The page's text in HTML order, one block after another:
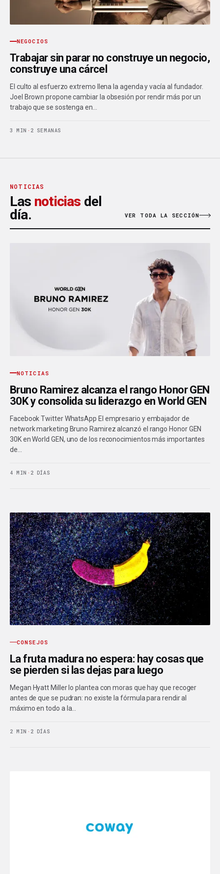
NEGOCIOS
Trabajar sin parar no construye un negocio,
construye una cárcel
El culto al esfuerzo extremo llena la agenda y vacía al fundador.
Joel Brown propone cambiar la obsesión por rendir más por un
trabajo que se sostenga en…
3 MIN · 2 SEMANAS
NOTICIAS
Las noticias del
día.
VER TODA LA SECCIÓN
NOTICIAS
Bruno Ramirez alcanza el rango Honor GEN
30K y consolida su liderazgo en World GEN
Facebook Twitter WhatsApp El empresario y embajador de
network marketing Bruno Ramirez alcanzó el rango Honor GEN
30K en World GEN, uno de los reconocimientos más importantes
de…
4 MIN · 2 DÍAS
CONSEJOS
La fruta madura no espera: hay cosas que
se pierden si las dejas para luego
Megan Hyatt Miller lo plantea con moras que hay que recoger
antes de que se pudran: no existe la fórmula para rendir al
máximo en todo a la…
2 MIN · 2 DÍAS